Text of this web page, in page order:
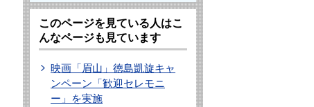
このページを見ている人はこ
んなページも見ています
映画「眉山」徳島凱旋キャ
ンペーン「歓迎セレモニ
ー」を実施